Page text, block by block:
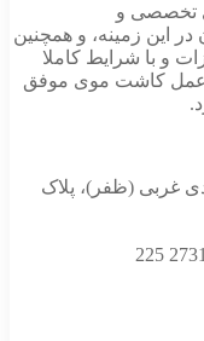
تخصصی و
این زمینه، و همچنین
و با شرایط کاملا
عمل کاشت موی موفق
غربی (ظفر)، پلاک